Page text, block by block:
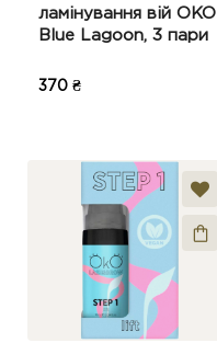
ламінування вій OKO
Blue Lagoon, 3 пари
370 ₴